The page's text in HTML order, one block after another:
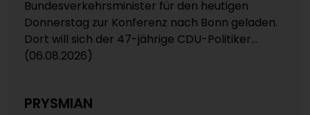
Bundesverkehrsminister für den heutigen
Donnerstag zur Konferenz nach Bonn geladen.
Dort will sich der 47-jährige CDU-Politiker...
(06.08.2026)
PRYSMIAN